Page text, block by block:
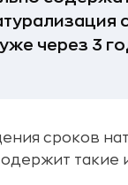
через 3
сроков
такие